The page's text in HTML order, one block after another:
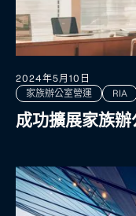
2024年5月10日
家族辦公室營運
RIA
成功擴展家族